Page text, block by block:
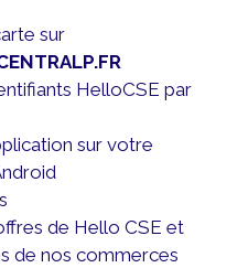
sur
HelloCSE par
sur votre
de Hello CSE et
de nos commerces